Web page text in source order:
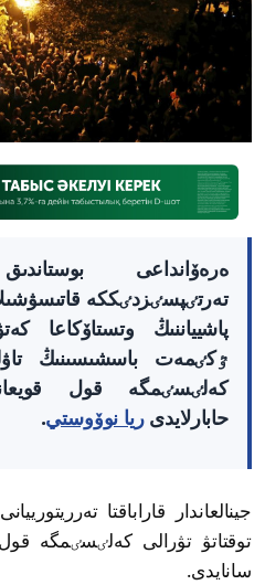
ەرەۆانداعى
تەرتٸپسٸزدٸككە
پاشيياننىڭ وتستاۆكاعا
ٷكٸمەت باسشىسىنىڭ
كەلٸسٸمگە قول
حابارلايدىريا نوۆوستي.
جينالعاندار قاراباقتا
توقتاتۋ تۋرالى كەلٸسٸمگە
سانايدى.